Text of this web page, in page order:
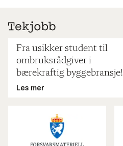
Fra usikker student til
ombruksrådgiver i
bærekraftig byggebransje!
Les mer